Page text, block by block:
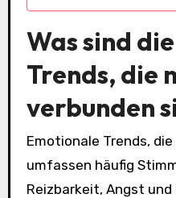
Was sind
Trends, die
verbunden
Emotionale Trends,
umfassen häufig
Reizbarkeit, Angst und